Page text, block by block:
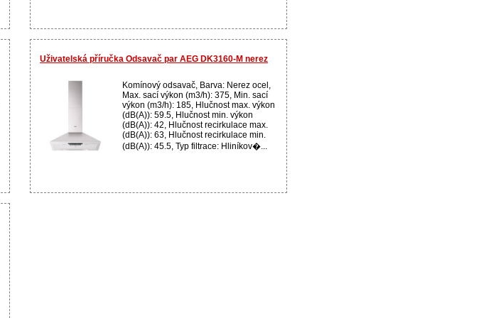
Uživatelská příručka Odsavač par AEG DK3160-M nerez
Komínový odsavač, Barva: Nerez ocel,
Max. sací výkon (m3/h): 375, Min. sací
výkon (m3/h): 185, Hlučnost max. výkon
(dB(A)): 59.5, Hlučnost min. výkon
(dB(A)): 42, Hlučnost recirkulace max.
(dB(A)): 63, Hlučnost recirkulace min.
(dB(A)): 45.5, Typ filtrace: Hliníkov�...